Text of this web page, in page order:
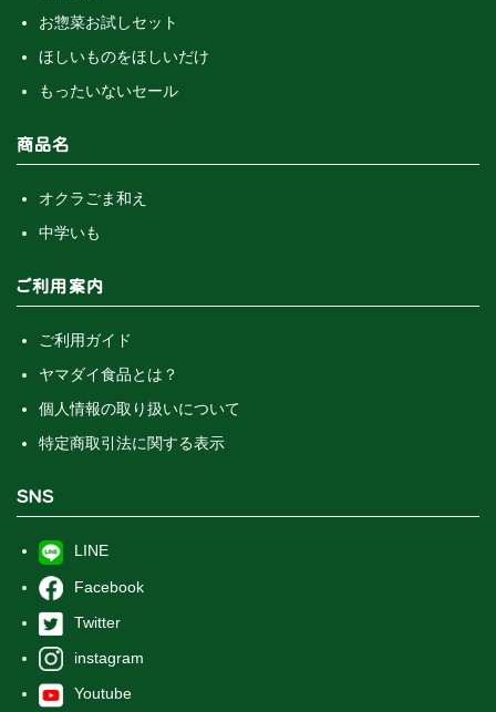
お惣菜お試しセット
ほしいものをほしいだけ
もったいないセール
商品名
オクラごま和え
中学いも
ご利用案内
ご利用ガイド
ヤマダイ食品とは？
個人情報の取り扱いについて
特定商取引法に関する表示
SNS
LINE
Facebook
Twitter
instagram
Youtube